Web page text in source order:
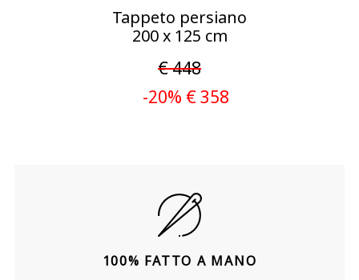
Tappeto persiano
200 x 125 cm
€ 448
-20% € 358
100% FATTO A MANO